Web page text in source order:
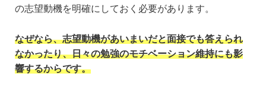
の志望動機を明確にしておく必要があります。
なぜなら、志望動機があいまいだと面接でも答えられ
なかったり、日々の勉強のモチベーション維持にも影
響するからです。